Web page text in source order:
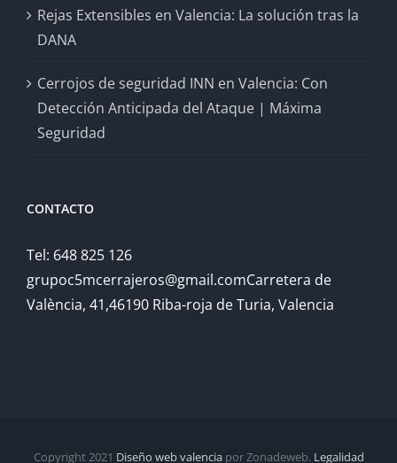
Rejas Extensibles en Valencia: La solución tras la
DANA
Cerrojos de seguridad INN en Valencia: Con
Detección Anticipada del Ataque | Máxima
Seguridad
CONTACTO
Tel: 648 825 126
grupoc5mcerrajeros@gmail.comCarretera de
València, 41,46190 Riba-roja de Turia, Valencia
Copyright 2021 Diseño web valenciapor Zonadeweb. Legalidad